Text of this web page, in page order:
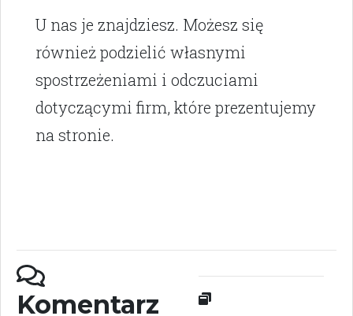
U nas je znajdziesz. Możesz się
również podzielić własnymi
spostrzeżeniami i odczuciami
dotyczącymi firm, które prezentujemy
na stronie.
Komentarz